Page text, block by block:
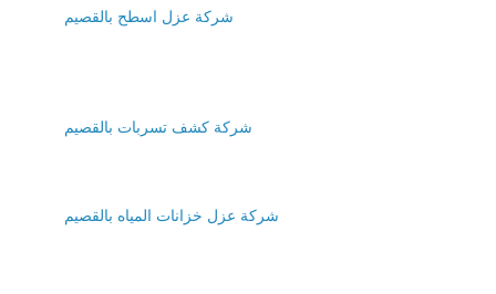
شركة عزل اسطح بالقصيم
شركة كشف تسربات بالقصيم
شركة عزل خزانات المياه بالقصيم